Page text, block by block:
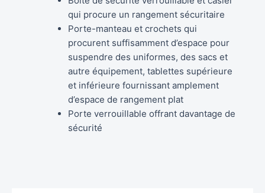
qui procure un rangement sécuritaire
Porte-manteau et crochets qui
procurent suffisamment d’espace pour
suspendre des uniformes, des sacs et
autre équipement, tablettes supérieure
et inférieure fournissant amplement
d’espace de rangement plat
Porte verrouillable offrant davantage de
sécurité